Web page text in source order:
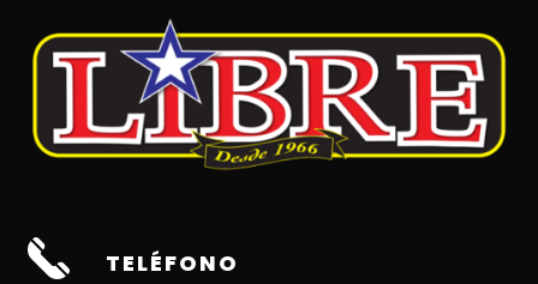
TELÉFONO